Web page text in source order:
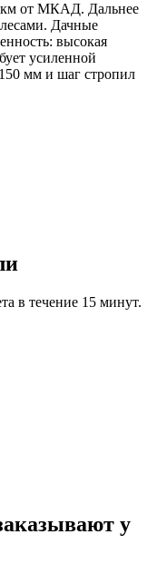
км от МКАД. Дальнее
Дачные
высокая
усиленной
мм и шаг стропил
в течение 15 минут.
у